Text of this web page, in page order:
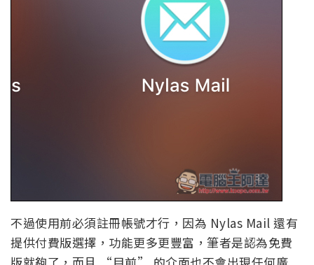
不過使用前必須註冊帳號才行，因為 Nylas Mail 還有
提供付費版選擇，功能更多更豐富，筆者是認為免費